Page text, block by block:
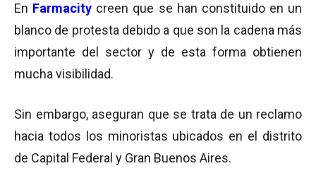
En Farmacity creen que se han constituido en un
blanco de protesta debido a que son la cadena más
importante del sector y de esta forma obtienen
mucha visibilidad.
Sin embargo, aseguran que se trata de un reclamo
hacia todos los minoristas ubicados en el distrito
de Capital Federal y Gran Buenos Aires.